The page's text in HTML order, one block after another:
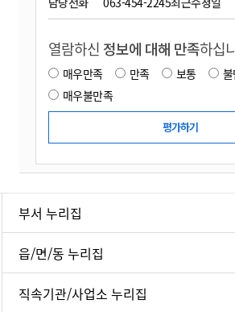
열람하신 정보에 대해 만족하십
매우만족 만족 보통
매우불만족
부서 누리집
읍/면/동 누리집
직속기관/사업소 누리집